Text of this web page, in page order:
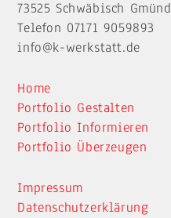
73525 Schwäbisch Gmünd
Telefon 07171 9059893
info@k-werkstatt.de
Home
Portfolio Gestalten
Portfolio Informieren
Portfolio Überzeugen
Impressum
Datenschutzerklärung